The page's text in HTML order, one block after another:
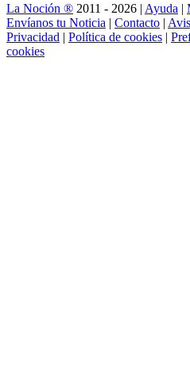
La Noción ® 2011 - 2026 | Ayuda |
Envíanos tu Noticia | Contacto |
Privacidad | Política de cookies |
cookies